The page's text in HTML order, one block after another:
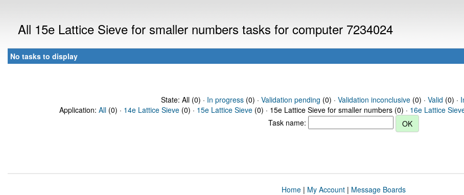
All 15e Lattice Sieve for smaller numbers tasks for computer 7234024
No tasks to display
State: All (0) · In progress(0) · Validation pending (0) · Validation inconclusive(0) · Valid (0) ·
Application: All (0) · 14e Lattice Sieve (0) · 15e Lattice Sieve (0) · 15e Lattice Sieve for smaller numbers (0) · 16e Lattice
Task name:
Home| My Account| Message Boards